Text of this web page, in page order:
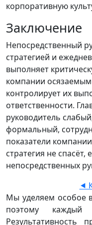
корпоративную
Заключение
Непосредственный
стратегией и
выполняет
компании
контролирует их
ответственности.
руководитель
формальный,
показатели
стратегия не
непосредственных
⯇
Мы уделяем особое
поэтому каждый
Результативность